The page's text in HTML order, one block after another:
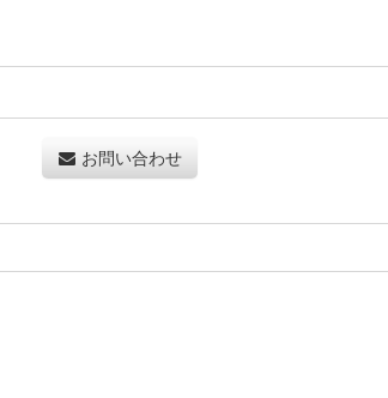
お問い合わせ